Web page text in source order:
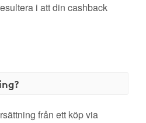
i att din cashback
från ett köp via